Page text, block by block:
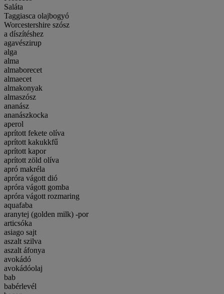
Saláta
Taggiasca olajbogyó
Worcestershire szósz
a díszítéshez
agavészirup
alga
alma
almaborecet
almaecet
almakonyak
almaszósz
ananász
ananászkocka
aperol
aprított fekete olíva
aprított kakukkfű
aprított kapor
aprított zöld olíva
apró makréla
apróra vágott dió
apróra vágott gomba
apróra vágott rozmaring
aquafaba
aranytej (golden milk) -por
articsóka
asiago sajt
aszalt szilva
aszalt áfonya
avokádó
avokádóolaj
bab
babérlevél